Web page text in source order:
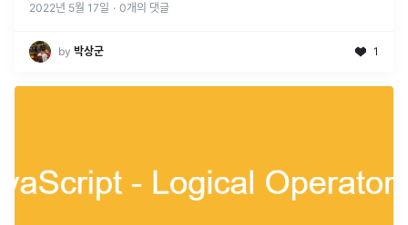
2022년 5월 17일 · 0개의 댓글
by 박상군 1